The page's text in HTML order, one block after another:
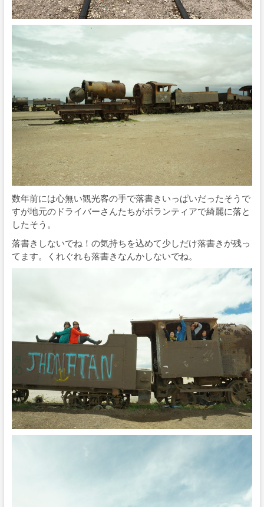
数年前には心無い観光客の手で落書きいっぱいだったそうで
すが地元のドライバーさんたちがボランティアで綺麗に落と
したそう。
落書きしないでね！の気持ちを込めて少しだけ落書きが残っ
てます。くれぐれも落書きなんかしないでね。